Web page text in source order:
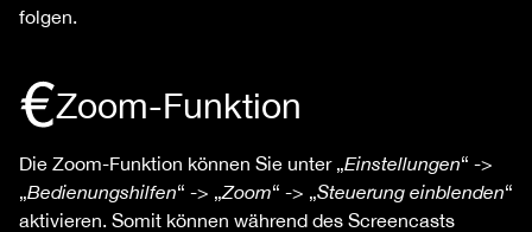
folgen.
Zoom-Funktion
Die Zoom-Funktion können Sie unter „ Einstellungen“ ->
Bedienungshilfen“ -> „ Zoom“ -> „ Steuerung einblenden“
aktivieren. Somit können während des Screencasts